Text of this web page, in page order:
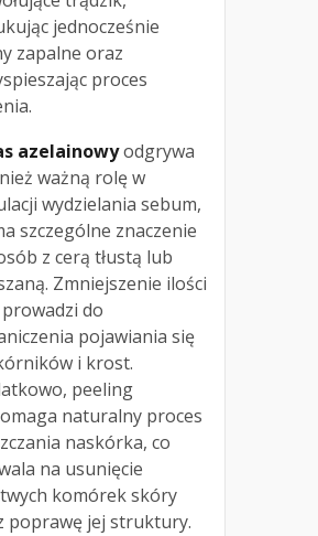
jednocześnie
zapalne oraz
proces
azelainowyodgrywa
ważną rolę w
wydzielania sebum,
szczególne znaczenie
z cerą tłustą lub
Zmniejszenie ilości
prowadzi do
pojawiania się
i krost.
peeling
naturalny proces
naskórka, co
na usunięcie
komórek skóry
poprawę jej struktury.